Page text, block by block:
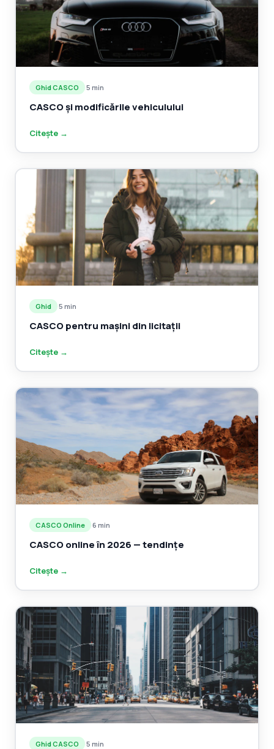
Ghid CASCO ·5 min
CASCO și modificările vehiculului
Citește →
Ghid ·5 min
CASCO pentru mașini din licitații
Citește →
CASCO Online ·6 min
CASCO online în 2026 — tendințe
Citește →
Ghid CASCO ·5 min